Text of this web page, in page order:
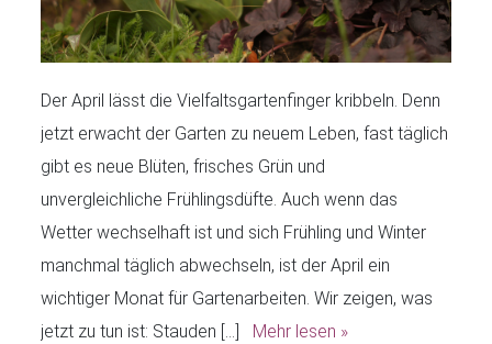
Der April lässt die Vielfaltsgartenfinger kribbeln. Denn
jetzt erwacht der Garten zu neuem Leben, fast täglich
gibt es neue Blüten, frisches Grün und
unvergleichliche Frühlingsdüfte. Auch wenn das
Wetter wechselhaft ist und sich Frühling und Winter
manchmal täglich abwechseln, ist der April ein
wichtiger Monat für Gartenarbeiten. Wir zeigen, was
jetzt zu tun ist: Stauden […] Mehr lesen »